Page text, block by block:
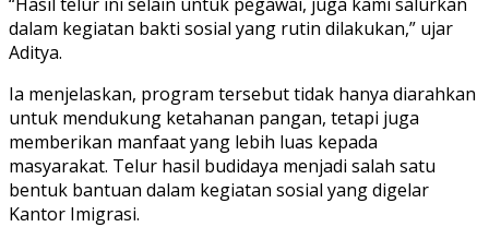
dalam kegiatan bakti sosial yang rutin dilakukan,” ujar
Aditya.
Ia menjelaskan, program tersebut tidak hanya diarahkan
untuk mendukung ketahanan pangan, tetapi juga
memberikan manfaat yang lebih luas kepada
masyarakat. Telur hasil budidaya menjadi salah satu
bentuk bantuan dalam kegiatan sosial yang digelar
Kantor Imigrasi.